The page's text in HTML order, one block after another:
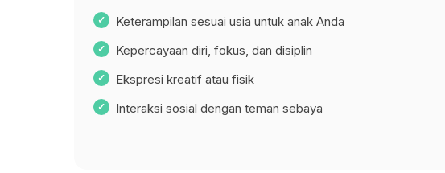
Keterampilan sesuai usia untuk anak Anda
Kepercayaan diri, fokus, dan disiplin
Ekspresi kreatif atau fisik
Interaksi sosial dengan teman sebaya